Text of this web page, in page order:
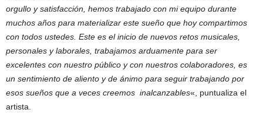
orgullo y satisfacción, hemos trabajado con mi equipo durante
muchos años para materializar este sueño que hoy compartimos
con todos ustedes. Este es el inicio de nuevos retos musicales,
personales y laborales, trabajamos arduamente para ser
excelentes con nuestro público y con nuestros colaboradores, es
un sentimiento de aliento y de ánimo para seguir trabajando por
esos sueños que a veces creemos inalcanzables«, puntualiza el
artista.